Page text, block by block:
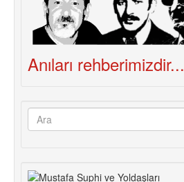
Anıları rehberimizdir...
Arama